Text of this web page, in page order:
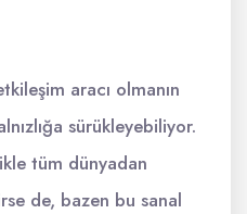
aracı olmanın
sürükleyebiliyor.
tüm dünyadan
de, bazen bu sanal